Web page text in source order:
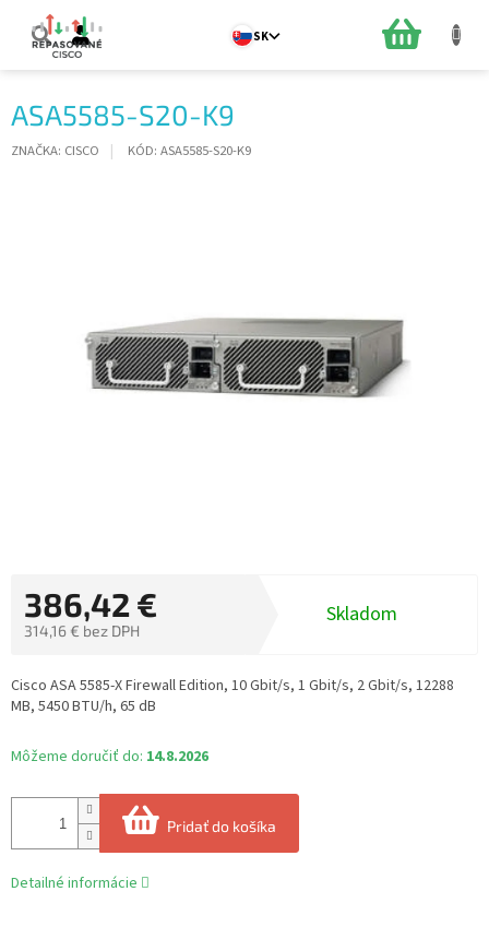
obsah
SK
ASA5585-S20-K9
ZNAČKA: CISCO KÓD: ASA5585-S20-K9
386,42 €
314,16 € bez DPH
cena:
Skladom
Môžeme doručiť do: 14.8.2026
Pridať do košíka
Cisco ASA 5585-X Firewall Edition, 10 Gbit/s, 1 Gbit/s, 2 Gbit/s, 12288
MB, 5450 BTU/h, 65 dB
Detailné informácie